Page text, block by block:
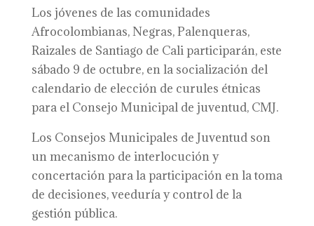
Los jóvenes de las comunidades
Afrocolombianas, Negras, Palenqueras,
Raizales de Santiago de Cali participarán, este
sábado 9 de octubre, en la socialización del
calendario de elección de curules étnicas
para el Consejo Municipal de juventud, CMJ.
Los Consejos Municipales de Juventud son
un mecanismo de interlocución y
concertación para la participación en la toma
de decisiones, veeduría y control de la
gestión pública.